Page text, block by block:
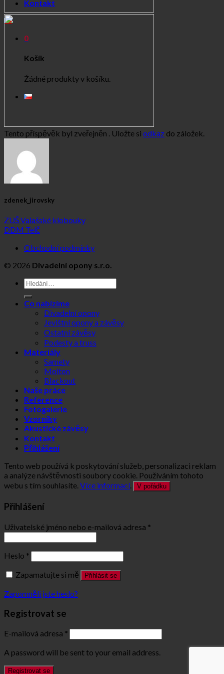
Kontakt
0
Košík
Žádné produkty v košíku.
Tento příspěvěk byl zveřejněn . Uložte si odkaz do záložek.
zdenek_jirovsky
ZUŠ Valašské klobouky
DDM Telč
Obchodní podmínky
© 2026 Divadelní opony s.r.o.
Hledat:
Co nabízíme
Divadelní opony
Jevištní opony a závěsy
Ostatní závěsy
Podesty a truss
Materiály
Samety
Molton
Blackout
Naše práce
Reference
Fotogalerie
Vzorníky
Akustické závěsy
Kontakt
Přihlášení
Tento web používá k poskytování služeb, personalizaci reklam
a analýze návštěvnosti soubory cookie. Používáním tohoto
webu s tím souhlasíte. Více informací. V pořádku
Přihlášení
Uživatelské jméno nebo e-mailová adresa *
Heslo *
Zapamatujte si mě
Přihlásit se
Zapomněli jste heslo?
Registrovat se
E-mailová adresa *
A password will be sent to your email address.
Registrovat se